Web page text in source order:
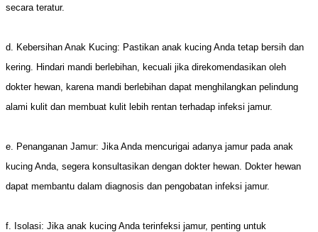
secara teratur.
d. Kebersihan Anak Kucing: Pastikan anak kucing Anda tetap bersih dan
kering. Hindari mandi berlebihan, kecuali jika direkomendasikan oleh
dokter hewan, karena mandi berlebihan dapat menghilangkan pelindung
alami kulit dan membuat kulit lebih rentan terhadap infeksi jamur.
e. Penanganan Jamur: Jika Anda mencurigai adanya jamur pada anak
kucing Anda, segera konsultasikan dengan dokter hewan. Dokter hewan
dapat membantu dalam diagnosis dan pengobatan infeksi jamur.
f. Isolasi: Jika anak kucing Anda terinfeksi jamur, penting untuk